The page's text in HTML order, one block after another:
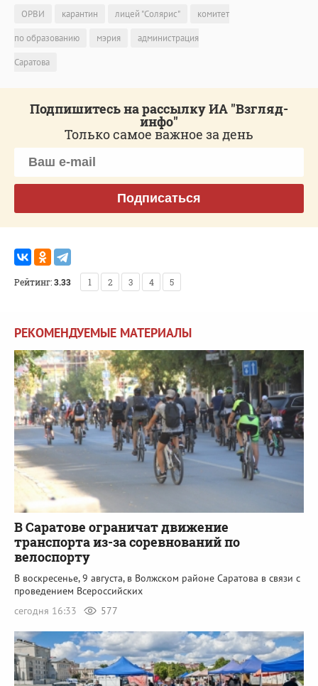
ОРВИ карантин лицей "Солярис"
комитет
по образованию
мэрия
администрация
Саратова
Подпишитесь на рассылку ИА "Взгляд-
инфо"
Только самое важное за день
Подписаться
Рейтинг:3.33 1 2 3 4 5
РЕКОМЕНДУЕМЫЕ МАТЕРИАЛЫ
В Саратове ограничат движение
транспорта из-за соревнований по
велоспорту
В воскресенье, 9 августа, в Волжском районе Саратова в связи с
проведением Всероссийских
сегодня 16:33
577